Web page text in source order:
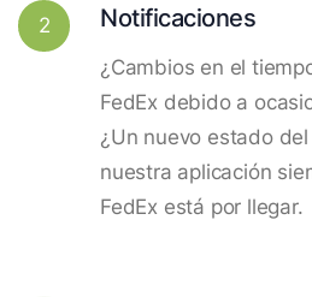
2 Notificaciones
¿Cambios en el
FedEx debido a
¿Un nuevo estado
nuestra aplicación
FedEx está por llegar.